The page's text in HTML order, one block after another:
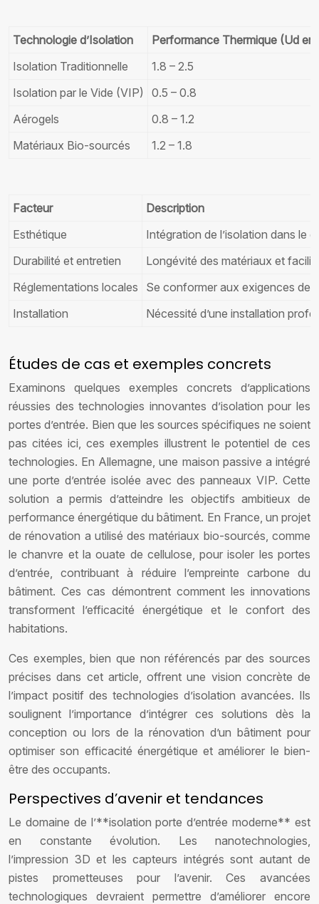
Technologie d’Isolation
Performance Thermique (Ud en
Isolation Traditionnelle
1.8 – 2.5
Isolation par le Vide (VIP)
0.5 – 0.8
Aérogels
0.8 – 1.2
Matériaux Bio-sourcés
1.2 – 1.8
Facteur
Description
Esthétique
Intégration de l’isolation dans le
Durabilité et entretien
Longévité des matériaux et
Réglementations locales
Se conformer aux exigences
Installation
Nécessité d’une installation
Études de cas et exemples concrets
Examinons quelques exemples concrets d’applications
réussies des technologies innovantes d’isolation pour les
portes d’entrée. Bien que les sources spécifiques ne soient
pas citées ici, ces exemples illustrent le potentiel de ces
technologies. En Allemagne, une maison passive a intégré
une porte d’entrée isolée avec des panneaux VIP. Cette
solution a permis d’atteindre les objectifs ambitieux de
performance énergétique du bâtiment. En France, un projet
de rénovation a utilisé des matériaux bio-sourcés, comme
le chanvre et la ouate de cellulose, pour isoler les portes
d’entrée, contribuant à réduire l’empreinte carbone du
bâtiment. Ces cas démontrent comment les innovations
transforment l’efficacité énergétique et le confort des
habitations.
Ces exemples, bien que non référencés par des sources
précises dans cet article, offrent une vision concrète de
l’impact positif des technologies d’isolation avancées. Ils
soulignent l’importance d’intégrer ces solutions dès la
conception ou lors de la rénovation d’un bâtiment pour
optimiser son efficacité énergétique et améliorer le bien-
être des occupants.
Perspectives d’avenir et tendances
Le domaine de l’**isolation porte d’entrée moderne** est
en constante évolution. Les nanotechnologies,
l’impression 3D et les capteurs intégrés sont autant de
pistes prometteuses pour l’avenir. Ces avancées
technologiques devraient permettre d’améliorer encore